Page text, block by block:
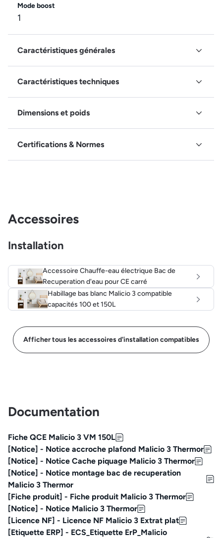
Mode boost
1
Caractéristiques générales
Caractéristiques techniques
Dimensions et poids
Certifications & Normes
Accessoires
Installation
Accessoire Chauffe-eau électrique Bac de
Recuperation d'eau pour CE carré
Habillage bas blanc Malicio 3 compatible
capacités 100 et 150L
Afficher tous les accessoires d'installation compatibles
Documentation
Fiche QCE Malicio 3 VM 150L
[Notice] - Notice accroche plafond Malicio 3 Thermor
[Notice] - Notice Cache piquage Malicio 3 Thermor
[Notice] - Notice montage bac de recuperation
Malicio 3 Thermor
[Fiche produit] - Fiche produit Malicio 3 Thermor
[Notice] - Notice Malicio 3 Thermor
[Licence NF] - Licence NF Malicio 3 Extrat plat
[Etiquette ERP] - ECS_Etiquette ErP_Malicio